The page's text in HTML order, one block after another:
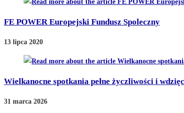
FE POWER Europejski Fundusz Spoleczny
13 lipca 2020
Wielkanocne spotkania pełne życzliwości i
31 marca 2026